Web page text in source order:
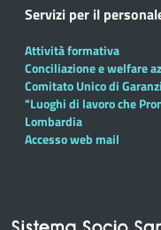
Servizi per il
Attività formativa
Conciliazione e welfare
Comitato Unico di
"Luoghi di lavoro che
Lombardia
Accesso web mail